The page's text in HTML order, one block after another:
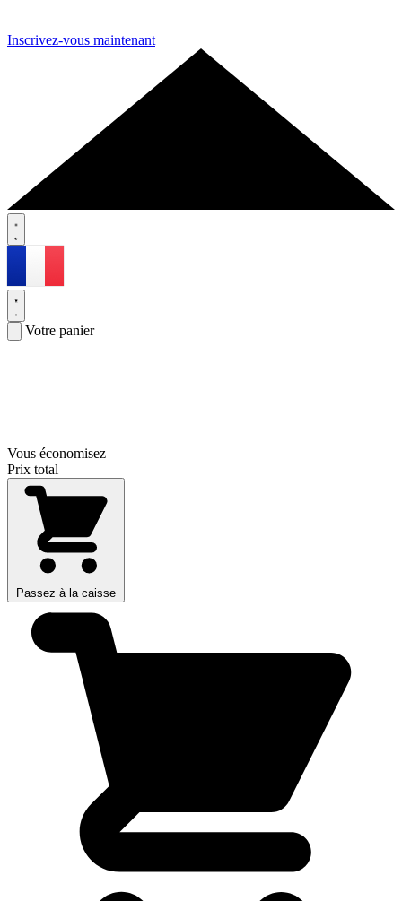
Inscrivez-vous maintenant
Votre panier
Vous économisez
Prix total
Passez à la caisse